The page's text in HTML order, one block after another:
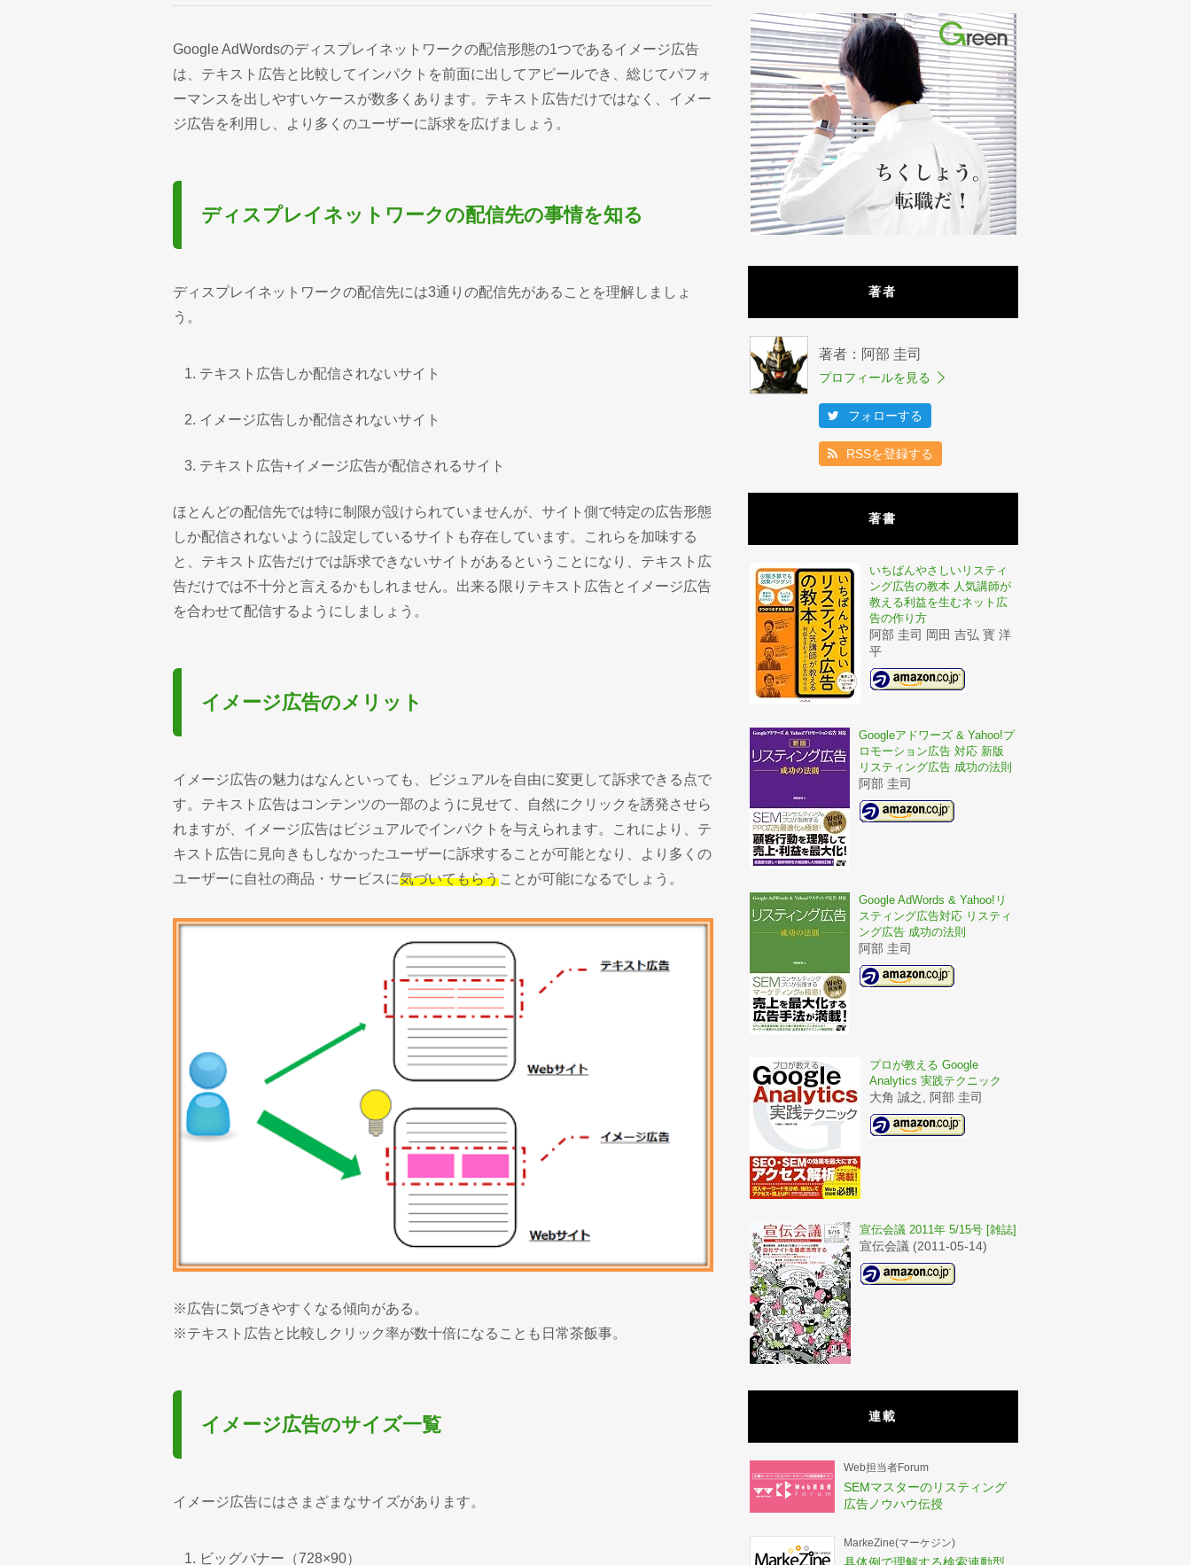
Google AdWordsのディスプレイネットワークの配信形態の1つであるイメージ広告
は、テキスト広告と比較してインパクトを前面に出してアピールでき、総じてパフォ
ーマンスを出しやすいケースが数多くあります。テキスト広告だけではなく、イメー
ジ広告を利用し、より多くのユーザーに訴求を広げましょう。
ディスプレイネットワークの配信先の事情を知る
ディスプレイネットワークの配信先には3通りの配信先があることを理解しましょ
う。
テキスト広告しか配信されないサイト
イメージ広告しか配信されないサイト
テキスト広告+イメージ広告が配信されるサイト
ほとんどの配信先では特に制限が設けられていませんが、サイト側で特定の広告形態
しか配信されないように設定しているサイトも存在しています。これらを加味する
と、テキスト広告だけでは訴求できないサイトがあるということになり、テキスト広
告だけでは不十分と言えるかもしれません。出来る限りテキスト広告とイメージ広告
を合わせて配信するようにしましょう。
イメージ広告のメリット
イメージ広告の魅力はなんといっても、ビジュアルを自由に変更して訴求できる点で
す。テキスト広告はコンテンツの一部のように見せて、自然にクリックを誘発させら
れますが、イメージ広告はビジュアルでインパクトを与えられます。これにより、テ
キスト広告に見向きもしなかったユーザーに訴求することが可能となり、より多くの
ユーザーに自社の商品・サービスに気づいてもらうことが可能になるでしょう。
※広告に気づきやすくなる傾向がある。
※テキスト広告と比較しクリック率が数十倍になることも日常茶飯事。
イメージ広告のサイズ一覧
イメージ広告にはさまざまなサイズがあります。
ビッグバナー（728×90）
著者
著者：阿部 圭司
プロフィールを見る
フォローする
RSSを登録する
著書
いちばんやさしいリスティ
ング広告の教本 人気講師が
教える利益を生むネット広
告の作り方
阿部 圭司 岡田 吉弘 寳 洋
平
Googleアドワーズ & Yahoo!プ
ロモーション広告 対応 新版
リスティング広告 成功の法則
阿部 圭司
Google AdWords & Yahoo!リ
スティング広告対応 リスティ
ング広告 成功の法則
阿部 圭司
プロが教える Google
Analytics 実践テクニック
大角 誠之, 阿部 圭司
宣伝会議 2011年 5/15号 [雑誌]
宣伝会議 (2011-05-14)
連載
Web担当者Forum
SEMマスターのリスティング
広告ノウハウ伝授
MarkeZine(マーケジン)